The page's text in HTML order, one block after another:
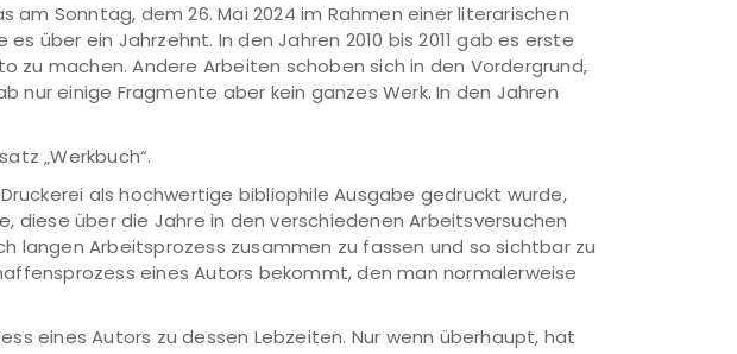
am Sonntag, dem 26. Mai 2024 im Rahmen einer literarischen
über ein Jahrzehnt. In den Jahren 2010 bis 2011 gab es erste
zu machen. Andere Arbeiten schoben sich in den Vordergrund,
nur einige Fragmente aber kein ganzes Werk. In den Jahren
„Werkbuch“.
als hochwertige bibliophile Ausgabe gedruckt wurde,
über die Jahre in den verschiedenen Arbeitsversuchen
langen Arbeitsprozess zusammen zu fassen und so sichtbar zu
eines Autors bekommt, den man normalerweise
eines Autors zu dessen Lebzeiten. Nur wenn überhaupt, hat